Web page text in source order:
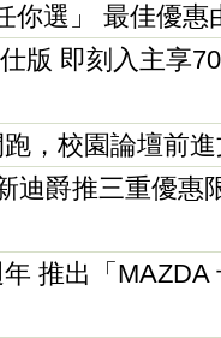
你選」 最佳優惠
版 即刻入主享
，校園論壇前
迪爵推三重優惠
推出「MAZDA